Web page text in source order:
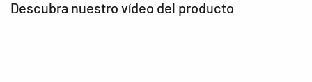
Descubra nuestro vídeo del producto